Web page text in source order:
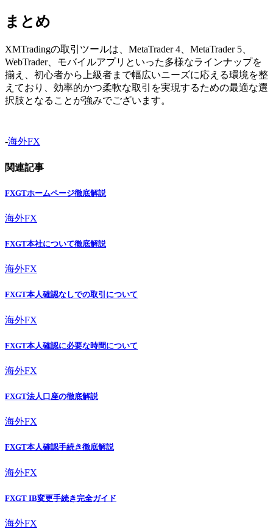
まとめ
XMTradingの取引ツールは、MetaTrader 4、MetaTrader 5、
WebTrader、モバイルアプリといった多様なラインナップを
揃え、初心者から上級者まで幅広いニーズに応える環境を整
えており、効率的かつ柔軟な取引を実現するための最適な選
択肢となることが強みでございます。
-海外FX
関連記事
FXGTホームページ徹底解説
海外FX
FXGT本社について徹底解説
海外FX
FXGT本人確認なしでの取引について
海外FX
FXGT本人確認に必要な時間について
海外FX
FXGT法人口座の徹底解説
海外FX
FXGT本人確認手続き徹底解説
海外FX
FXGT IB変更手続き完全ガイド
海外FX